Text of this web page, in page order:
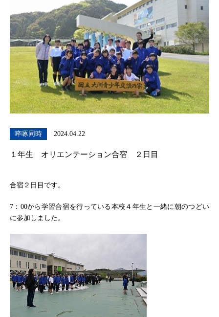
啐啄同時 2024.04.22
１年生 オリエンテーション合宿 ２日目
合宿２日目です。
7：00から学習合宿を行っている本校４年生と一緒に朝のつどい
に参加しました。